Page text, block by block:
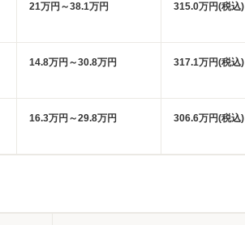
21万円～38.1万円 315.0万円(税込)
14.8万円～30.8万円 317.1万円(税込)
16.3万円～29.8万円 306.6万円(税込)